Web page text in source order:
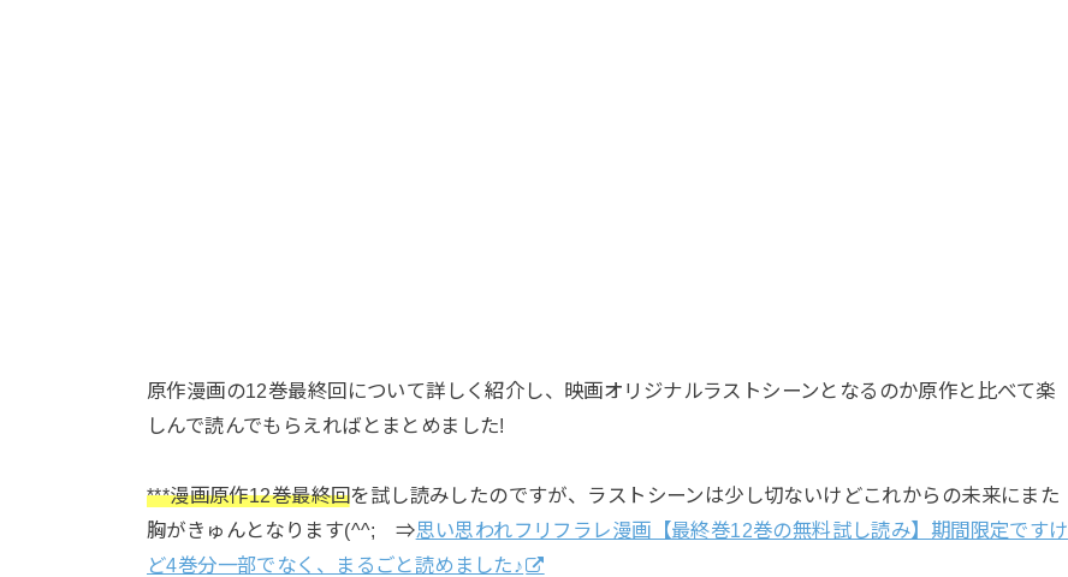
原作漫画の12巻最終回について詳しく紹介し、映画オリジナルラストシーンとなるのか原作と比べて楽
しんで読んでもらえればとまとめました!
***漫画原作12巻最終回を試し読みしたのですが、ラストシーンは少し切ないけどこれからの未来にまた
胸がきゅんとなります(^^; ⇒思い思われフリフラレ漫画【最終巻12巻の無料試し読み】期間限定ですけ
ど4巻分一部でなく、まるごと読めました♪